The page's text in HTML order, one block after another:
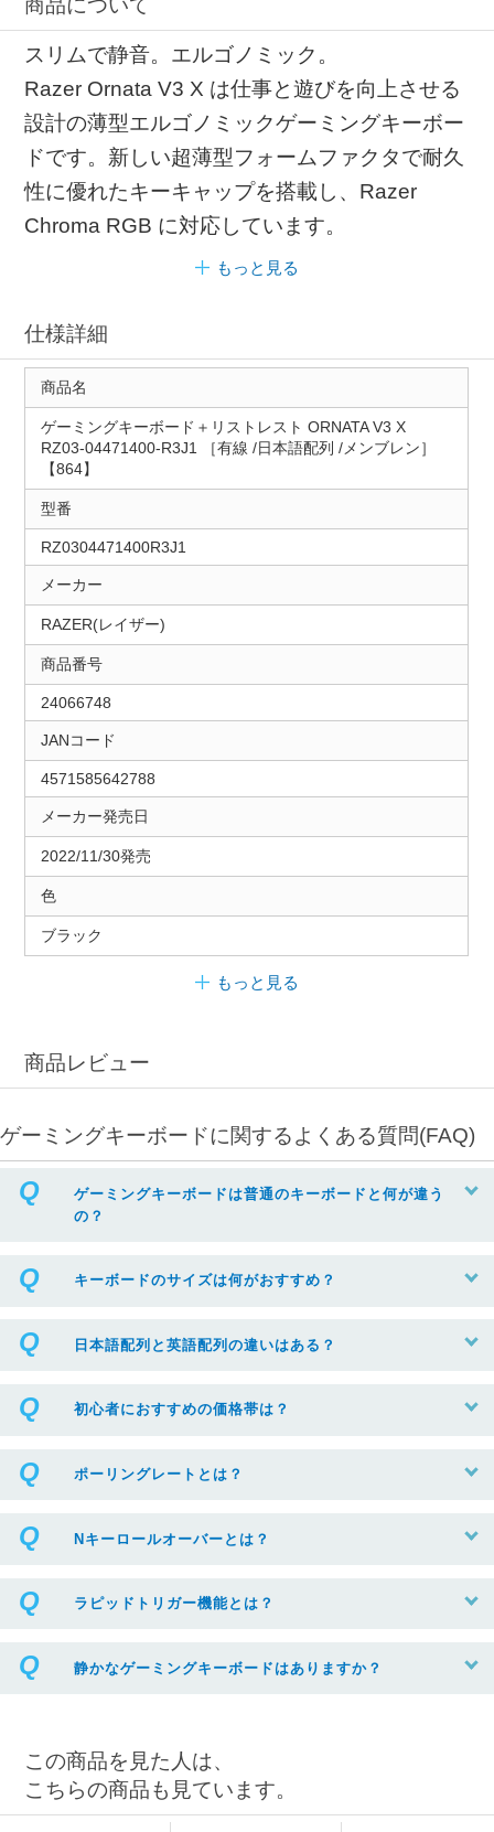
スリムで静音。エルゴノミック。
Razer Ornata V3 X は仕事と遊びを向上させる
設計の薄型エルゴノミックゲーミングキーボー
ドです。新しい超薄型フォームファクタで耐久
性に優れたキーキャップを搭載し、Razer
Chroma RGB に対応しています。
もっと見る
仕様詳細
商品名
ゲーミングキーボード＋リストレスト ORNATA V3 X
RZ03-04471400-R3J1 ［有線 /日本語配列 /メンブレン］
【864】
型番
RZ0304471400R3J1
メーカー
RAZER(レイザー)
商品番号
24066748
JANコード
4571585642788
メーカー発売日
2022/11/30発売
色
ブラック
もっと見る
商品レビュー
ゲーミングキーボードに関するよくある質問(FAQ)
ゲーミングキーボードは普通のキーボードと何が違う
の？
キーボードのサイズは何がおすすめ？
日本語配列と英語配列の違いはある？
初心者におすすめの価格帯は？
ポーリングレートとは？
Nキーロールオーバーとは？
ラピッドトリガー機能とは？
静かなゲーミングキーボードはありますか？
この商品を見た人は、
こちらの商品も見ています。